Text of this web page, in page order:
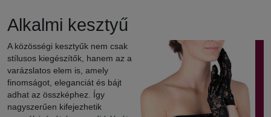
Alkalmi kesztyű
A közösségi kesztyűk nem csak
stílusos kiegészítők, hanem az a
varázslatos elem is, amely
finomságot, eleganciát és bájt
adhat az összképhez. Így
nagyszerűen kifejezhetik